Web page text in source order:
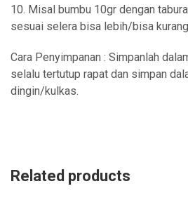
10. Misal bumbu 10gr dengan
sesuai selera bisa lebih/bisa
Cara Penyimpanan : Simpanlah
selalu tertutup rapat dan simpan
dingin/kulkas.
Related products